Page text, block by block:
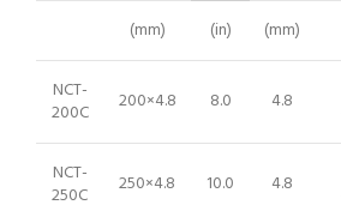
(mm) (in) (mm)
NCT-
200C
200×4.8 8.0 4.8
NCT-
250C
250×4.8 10.0 4.8